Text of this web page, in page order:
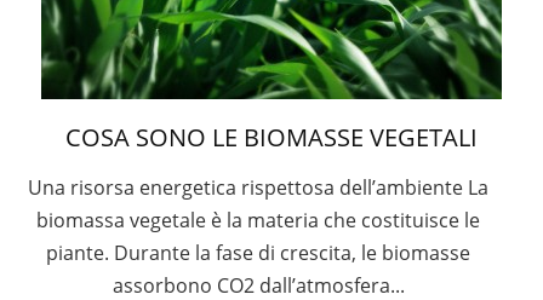
COSA SONO LE BIOMASSE VEGETALI
Una risorsa energetica rispettosa dell’ambiente La
biomassa vegetale è la materia che costituisce le
piante. Durante la fase di crescita, le biomasse
assorbono CO2 dall’atmosfera...